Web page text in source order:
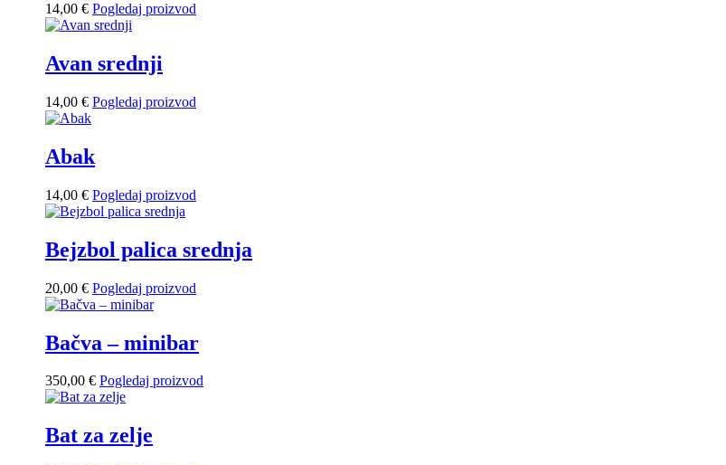
14,00 € Pogledaj proizvod
Avan srednji
14,00 € Pogledaj proizvod
Abak
14,00 € Pogledaj proizvod
Bejzbol palica srednja
20,00 € Pogledaj proizvod
Bačva – minibar
350,00 € Pogledaj proizvod
Bat za zelje